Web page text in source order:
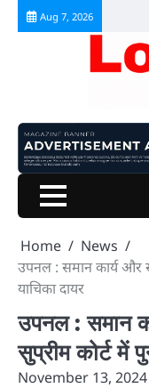
Skip
Aug 7, 2026
Home
News
उपनल : समान कार्य और
याचिका दायर
उपनल : समान
सुप्रीम कोर्ट में
November 13, 2024